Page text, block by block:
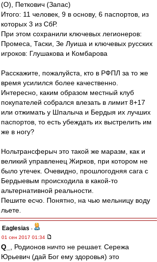
(О), Петкович (Запас)
Итого: 11 человек, 9 в основу, 6 паспортов, из
которых 3 из СбР.
При этом сохранили ключевых легионеров:
Промеса, Таски, Зе Луиша и ключевых русских
игроков: Глушакова и Комбарова
Расскажите, пожалуйста, кто в РФПЛ за то же
время усилился более качественно.
Интересно, каким образом местный клуб
покупателей собрался влезать в лимит 8+17
или отжимать у Шпалыча и Бердыя их лучших
паспортов, то есть убеждать их выстрелить им
же в ногу?
Нольтрансферыч это такой же маразм, как и
великий управленец Жирков, при котором не
было утечек. Очевидно, прошлогодняя сага с
Бердыевым происходила в какой-то
альтернативной реальности.
Пешите есчо. Понятно, на чью мельницу воду
льете.
Eaglesias -
01 сен 2017 01:34
Q_
, Родионов ничто не решает. Сережа
Юрьевич (дай Бог ему здоровья) это